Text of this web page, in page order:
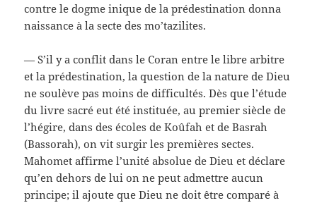
contre le dogme inique de la prédestination donna
naissance à la secte des mo’tazilites.
— S’il y a conflit dans le Coran entre le libre arbitre
et la prédestination, la question de la nature de Dieu
ne soulève pas moins de difficultés. Dès que l’étude
du livre sacré eut été instituée, au premier siècle de
l’hégire, dans des écoles de Koûfah et de Basrah
(Bassorah), on vit surgir les premières sectes.
Mahomet affirme l’unité absolue de Dieu et déclare
qu’en dehors de lui on ne peut admettre aucun
principe; il ajoute que Dieu ne doit être comparé à